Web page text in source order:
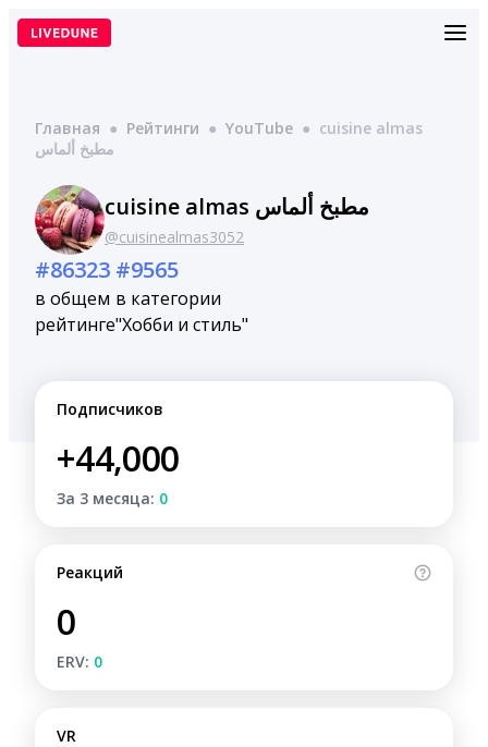
Перейти
Главная ● Рейтинги ● YouTube ● cuisine almas
مطبخ ألماس
cuisine almas مطبخ ألماس
@cuisinealmas3052
#86323
в общем
рейтинге
#9565
в категории
"Хобби и стиль"
Подписчиков
+44,000
За 3 месяца: 0
Реакций
0
ERV: 0
VR